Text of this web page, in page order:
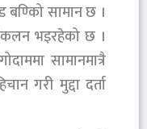
बण्किो सामान छ ।
भइरहेको छ ।
सामानमात्रै
गरी मुद्दा दर्ता